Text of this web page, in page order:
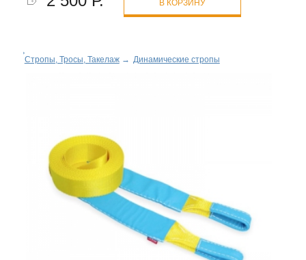
В КОРЗИНУ
Стропы, Тросы, Такелаж→ Динамические стропы